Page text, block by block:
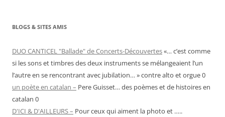
BLOGS & SITES AMIS
DUO CANTICEL "Ballade" de Concerts-Découvertes«… c’est comme
si les sons et timbres des deux instruments se mélangeaient l’un
l’autre en se rencontrant avec jubilation… » contre alto et orgue 0
un poète en catalan – Pere Guisset… des poèmes et de histoires en
catalan 0
D'ICI & D'AILLEURS – Pour ceux qui aiment la photo et …..